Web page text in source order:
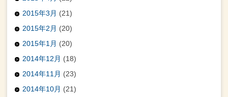
2015年3月 (21)
2015年2月 (20)
2015年1月 (20)
2014年12月 (18)
2014年11月 (23)
2014年10月 (21)